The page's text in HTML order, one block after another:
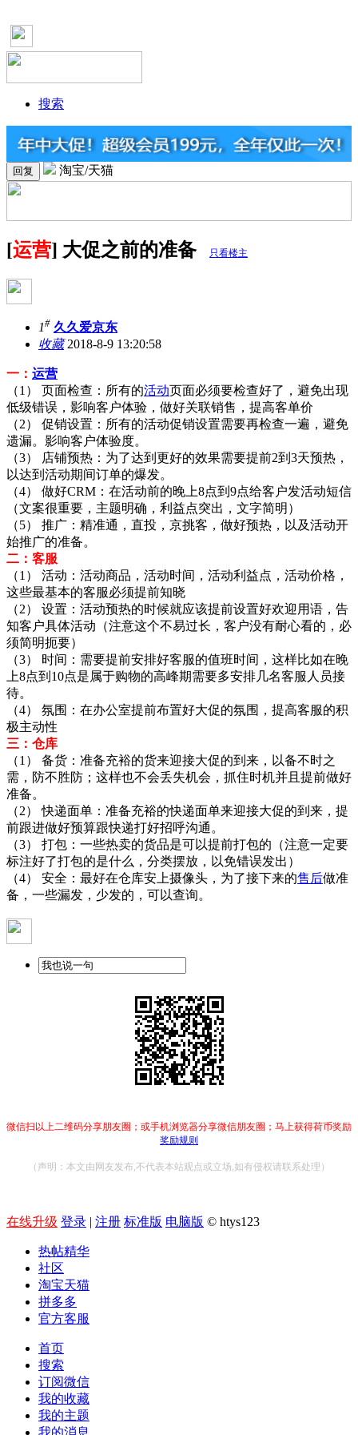
搜索
回复 淘宝/天猫
[运营] 大促之前的准备 只看楼主
1# 久久爱京东
收藏2018-8-9 13:20:58
一： 运营
（1） 页面检查：所有的活动页面必须要检查好了，避免出现
低级错误，影响客户体验，做好关联销售，提高客单价
（2） 促销设置：所有的活动促销设置需要再检查一遍，避免
遗漏。影响客户体验度。
（3） 店铺预热：为了达到更好的效果需要提前2到3天预热，
以达到活动期间订单的爆发。
（4） 做好CRM：在活动前的晚上8点到9点给客户发活动短信
（文案很重要，主题明确，利益点突出，文字简明）
（5） 推广：精准通，直投，京挑客，做好预热，以及活动开
始推广的准备。
二：客服
（1） 活动：活动商品，活动时间，活动利益点，活动价格，
这些最基本的客服必须提前知晓
（2） 设置：活动预热的时候就应该提前设置好欢迎用语，告
知客户具体活动（注意这个不易过长，客户没有耐心看的，必
须简明扼要）
（3） 时间：需要提前安排好客服的值班时间，这样比如在晚
上8点到10点是属于购物的高峰期需要多安排几名客服人员接
待。
（4） 氛围：在办公室提前布置好大促的氛围，提高客服的积
极主动性
三：仓库
（1） 备货：准备充裕的货来迎接大促的到来，以备不时之
需，防不胜防；这样也不会丢失机会，抓住时机并且提前做好
准备。
（2） 快递面单：准备充裕的快递面单来迎接大促的到来，提
前跟进做好预算跟快递打好招呼沟通。
（3） 打包：一些热卖的货品是可以提前打包的（注意一定要
标注好了打包的是什么，分类摆放，以免错误发出）
（4） 安全：最好在仓库安上摄像头，为了接下来的售后做准
备，一些漏发，少发的，可以查询。
微信扫以上二维码分享朋友圈；或手机浏览器分享微信朋友圈；马上获得荷币奖励
奖励规则
（声明：本文由网友发布,不代表本站观点或立场,如有侵权请联系处理）
在线升级 登录 | 注册 标准版 电脑版 © htys123
热帖精华
社区
淘宝天猫
拼多多
官方客服
首页
搜索
订阅微信
我的收藏
我的主题